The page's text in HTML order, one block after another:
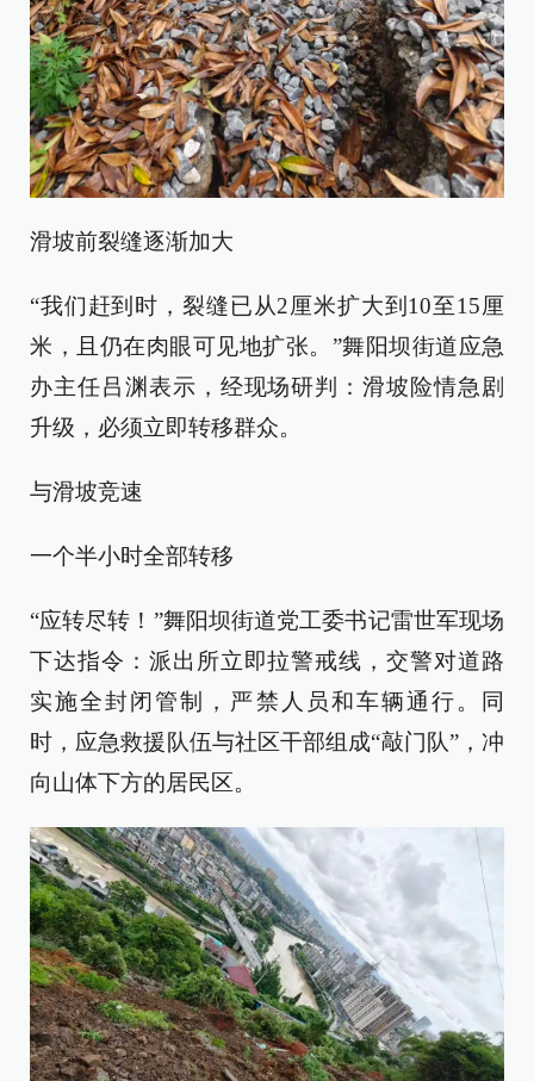
滑坡前裂缝逐渐加大
“我们赶到时，裂缝已从2厘米扩大到10至15厘
米，且仍在肉眼可见地扩张。”舞阳坝街道应急
办主任吕渊表示，经现场研判：滑坡险情急剧
升级，必须立即转移群众。
与滑坡竞速
一个半小时全部转移
“应转尽转！”舞阳坝街道党工委书记雷世军现场
下达指令：派出所立即拉警戒线，交警对道路
实施全封闭管制，严禁人员和车辆通行。同
时，应急救援队伍与社区干部组成“敲门队”，冲
向山体下方的居民区。